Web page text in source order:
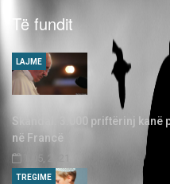
Të fundit
Skandal: 3.000 priftërinj
në Francë
LAJME
TREGIME